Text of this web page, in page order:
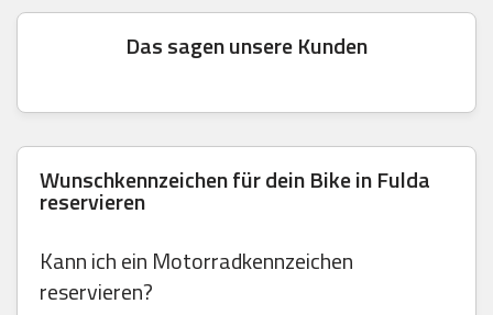
Das sagen unsere Kunden
Wunschkennzeichen für dein Bike in Fulda
reservieren
Kann ich ein Motorradkennzeichen
reservieren?